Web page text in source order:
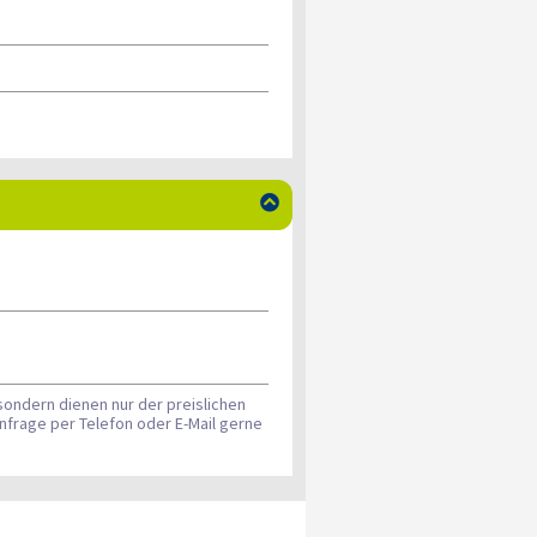

dienen nur der preislichen
per Telefon oder E-Mail gerne